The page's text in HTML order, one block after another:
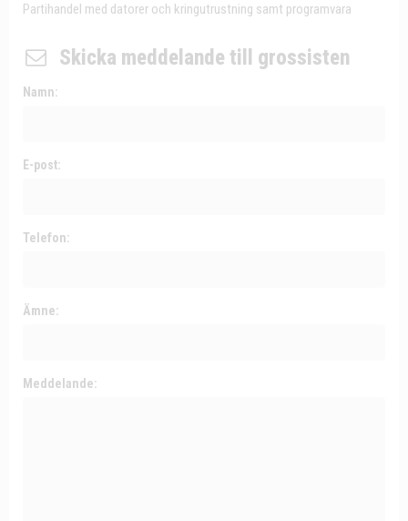
Partihandel med datorer och kringutrustning samt programvara
Skicka meddelande till grossisten
Namn:
E-post:
Telefon:
Ämne:
Meddelande: